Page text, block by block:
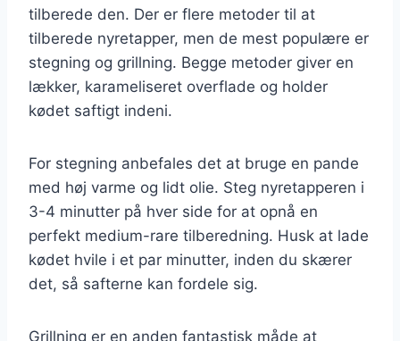
tilberede den. Der er flere metoder til at
tilberede nyretapper, men de mest populære er
stegning og grillning. Begge metoder giver en
lækker, karameliseret overflade og holder
kødet saftigt indeni.
For stegning anbefales det at bruge en pande
med høj varme og lidt olie. Steg nyretapperen i
3-4 minutter på hver side for at opnå en
perfekt medium-rare tilberedning. Husk at lade
kødet hvile i et par minutter, inden du skærer
det, så safterne kan fordele sig.
Grillning er en anden fantastisk måde at